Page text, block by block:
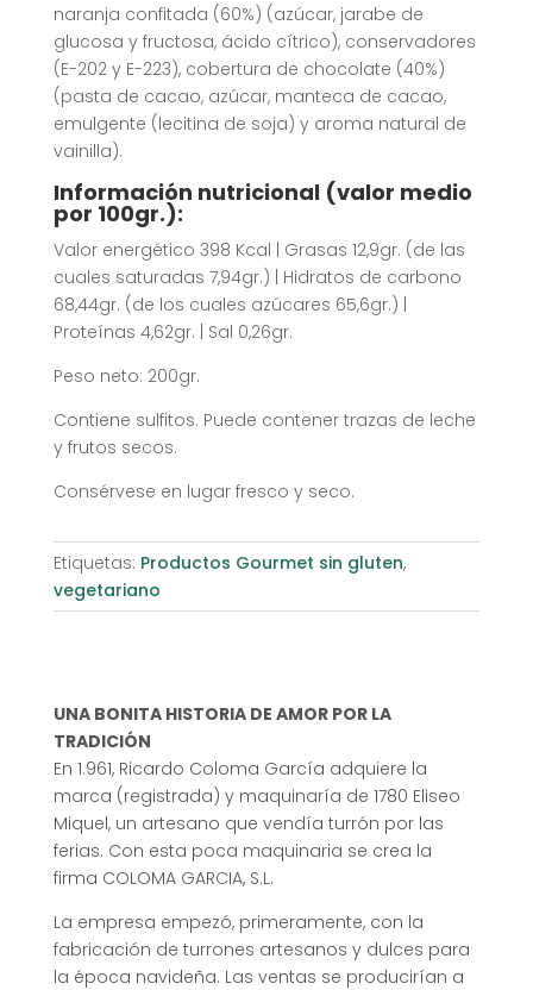
naranja confitada (60%) (azúcar, jarabe de
glucosa y fructosa, ácido cítrico), conservadores
(E-202 y E-223), cobertura de chocolate (40%)
(pasta de cacao, azúcar, manteca de cacao,
emulgente (lecitina de soja) y aroma natural de
vainilla).
Información nutricional (valor medio
por 100gr.):
Valor energético 398 Kcal | Grasas 12,9gr. (de las
cuales saturadas 7,94gr.) | Hidratos de carbono
68,44gr. (de los cuales azúcares 65,6gr.) |
Proteínas 4,62gr. | Sal 0,26gr.
Peso neto: 200gr.
Contiene sulfitos. Puede contener trazas de leche
y frutos secos.
Consérvese en lugar fresco y seco.
Etiquetas: Productos Gourmet sin gluten,
vegetariano
UNA BONITA HISTORIA DE AMOR POR LA
TRADICIÓN
En 1.961, Ricardo Coloma García adquiere la
marca (registrada) y maquinaría de 1780 Eliseo
Miquel, un artesano que vendía turrón por las
ferias. Con esta poca maquinaria se crea la
firma COLOMA GARCIA, S.L.
La empresa empezó, primeramente, con la
fabricación de turrones artesanos y dulces para
la época navideña. Las ventas se producirían a